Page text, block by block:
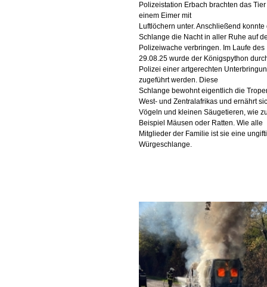
Polizeistation Erbach brachten das
einem Eimer mit
Luftlöchern unter. Anschließend konnte
Schlange die Nacht in aller Ruhe auf
Polizeiwache verbringen. Im Laufe des
29.08.25 wurde der Königspython
Polizei einer artgerechten
zugeführt werden. Diese
Schlange bewohnt eigentlich die
West- und Zentralafrikas und ernährt
Vögeln und kleinen Säugetieren, wie
Beispiel Mäusen oder Ratten. Wie alle
Mitglieder der Familie ist sie eine
Würgeschlange.